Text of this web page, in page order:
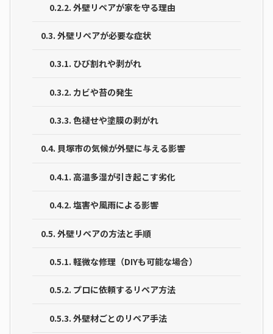
0.2.2. 外壁リペアが家を守る理由
0.3. 外壁リペアが必要な症状
0.3.1. ひび割れや剥がれ
0.3.2. カビや苔の発生
0.3.3. 色褪せや塗膜の剥がれ
0.4. 貝塚市の気候が外壁に与える影響
0.4.1. 高温多湿が引き起こす劣化
0.4.2. 塩害や風雨による影響
0.5. 外壁リペアの方法と手順
0.5.1. 軽微な修理（DIYも可能な場合）
0.5.2. プロに依頼するリペア方法
0.5.3. 外壁材ごとのリペア手法